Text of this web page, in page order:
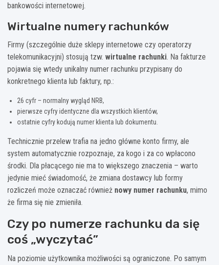
bankowości internetowej.
Wirtualne numery rachunków
Firmy (szczególnie duże sklepy internetowe czy operatorzy
telekomunikacyjni) stosują tzw. wirtualne rachunki. Na fakturze
pojawia się wtedy unikalny numer rachunku przypisany do
konkretnego klienta lub faktury, np.:
26 cyfr – normalny wygląd NRB,
pierwsze cyfry identyczne dla wszystkich klientów,
ostatnie cyfry kodują numer klienta lub dokumentu.
Technicznie przelew trafia na jedno główne konto firmy, ale
system automatycznie rozpoznaje, za kogo i za co wpłacono
środki. Dla płacącego nie ma to większego znaczenia – warto
jedynie mieć świadomość, że zmiana dostawcy lub formy
rozliczeń może oznaczać również nowy numer rachunku, mimo
że firma się nie zmieniła.
Czy po numerze rachunku da się
coś „wyczytać”
Na poziomie użytkownika możliwości są ograniczone. Po samym